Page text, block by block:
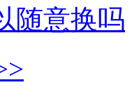
随意换吗